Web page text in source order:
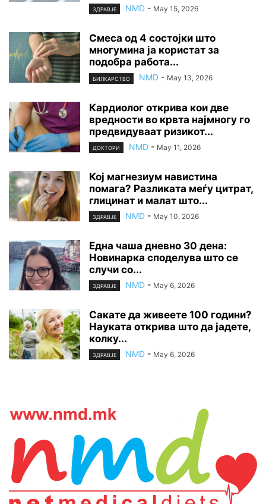
ЗДРАВЈЕ NMD - May 15, 2026
Смеса од 4 состојки што
многумина ја користат за
подобра работа...
БИЛКАРСТВО NMD - May 13, 2026
Кардиолог открива кои две
вредности во крвта најмногу го
предвидуваат ризикот...
ДОКТОРИ NMD - May 11, 2026
Кој магнезиум навистина
помага? Разликата меѓу цитрат,
глицинат и малат што...
ЗДРАВЈЕ NMD - May 10, 2026
Една чаша дневно 30 дена:
Новинарка споделува што се
случи со...
ЗДРАВЈЕ NMD - May 6, 2026
Сакате да живеете 100 години?
Науката открива што да јадете,
колку...
ЗДРАВЈЕ NMD - May 6, 2026